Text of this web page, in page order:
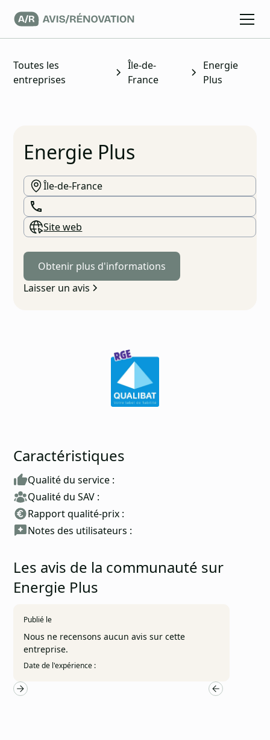
Toutes les
entreprises
Île-de-
France
Energie
Plus
Energie Plus
Île-de-France
Site web
Obtenir plus d'informations
Laisser un avis
Caractéristiques
Qualité du service :
Qualité du SAV :
Rapport qualité-prix :
Notes des utilisateurs :
Les avis de la communauté sur
Energie Plus
Publié le
Nous ne recensons aucun avis sur cette
entreprise.
Date de l'expérience :